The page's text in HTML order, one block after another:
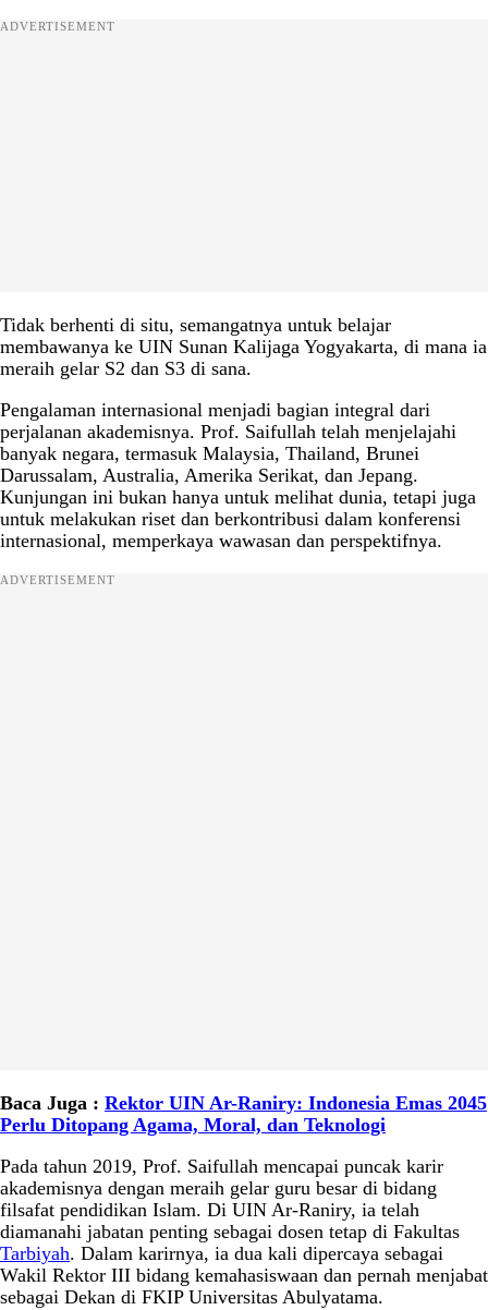
ADVERTISEMENT
Tidak berhenti di situ, semangatnya untuk belajar
membawanya ke UIN Sunan Kalijaga Yogyakarta, di mana ia
meraih gelar S2 dan S3 di sana.
Pengalaman internasional menjadi bagian integral dari
perjalanan akademisnya. Prof. Saifullah telah menjelajahi
banyak negara, termasuk Malaysia, Thailand, Brunei
Darussalam, Australia, Amerika Serikat, dan Jepang.
Kunjungan ini bukan hanya untuk melihat dunia, tetapi juga
untuk melakukan riset dan berkontribusi dalam konferensi
internasional, memperkaya wawasan dan perspektifnya.
ADVERTISEMENT
Baca Juga : Rektor UIN Ar-Raniry: Indonesia Emas 2045
Perlu Ditopang Agama, Moral, dan Teknologi
Pada tahun 2019, Prof. Saifullah mencapai puncak karir
akademisnya dengan meraih gelar guru besar di bidang
filsafat pendidikan Islam. Di UIN Ar-Raniry, ia telah
diamanahi jabatan penting sebagai dosen tetap di Fakultas
Tarbiyah. Dalam karirnya, ia dua kali dipercaya sebagai
Wakil Rektor III bidang kemahasiswaan dan pernah menjabat
sebagai Dekan di FKIP Universitas Abulyatama.